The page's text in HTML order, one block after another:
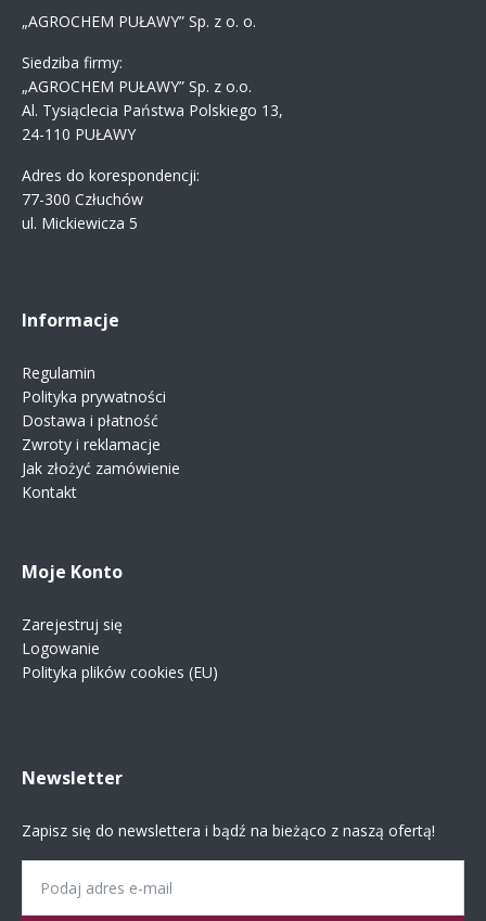
„AGROCHEM PUŁAWY” Sp. z o. o.
Siedziba firmy:
„AGROCHEM PUŁAWY” Sp. z o.o.
Al. Tysiąclecia Państwa Polskiego 13,
24-110 PUŁAWY
Adres do korespondencji:
77-300 Człuchów
ul. Mickiewicza 5
Informacje
Regulamin
Polityka prywatności
Dostawa i płatność
Zwroty i reklamacje
Jak złożyć zamówienie
Kontakt
Moje Konto
Zarejestruj się
Logowanie
Polityka plików cookies (EU)
Newsletter
Zapisz się do newslettera i bądź na bieżąco z naszą ofertą!